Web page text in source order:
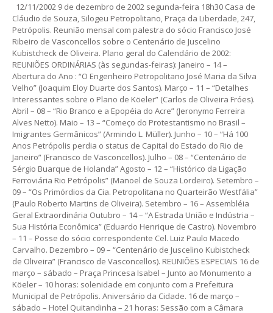
12/11/2002 9 de dezembro de 2002 segunda-feira 18h30 Casa de
Cláudio de Souza, Silogeu Petropolitano, Praça da Liberdade, 247,
Petrópolis. Reunião mensal com palestra do sócio Francisco José
Ribeiro de Vasconcellos sobre o Centenário de Juscelino
Kubistcheck de Oliveira. Plano geral do Calendário de 2002:
REUNIÕES ORDINÁRIAS (às segundas-feiras): Janeiro – 14 –
Abertura do Ano : “O Engenheiro Petropolitano José Maria da Silva
Velho” (Joaquim Eloy Duarte dos Santos). Março – 11 – “Detalhes
Interessantes sobre o Plano de Köeler” (Carlos de Oliveira Fróes).
Abril – 08 – “Rio Branco e a Epopéia do Acre” (Jeronymo Ferreira
Alves Netto). Maio – 13 – “Começo do Protestantismo no Brasil –
Imigrantes Germânicos” (Armindo L. Müller). Junho – 10 – “Há 100
Anos Petrópolis perdia o status de Capital do Estado do Rio de
Janeiro” (Francisco de Vasconcellos). Julho – 08 – “Centenário de
Sérgio Buarque de Holanda” Agosto – 12 – “Histórico da Ligação
Ferroviária Rio Petrópolis” (Manoel de Souza Lordeiro). Setembro –
09 – “Os Primórdios da Cia. Petropolitana no Quarteirão Westfália”
(Paulo Roberto Martins de Oliveira). Setembro – 16 – Assembléia
Geral Extraordinária Outubro – 14 – “A Estrada União e Indústria –
Sua História Econômica” (Eduardo Henrique de Castro). Novembro
– 11 – Posse do sócio correspondente Cel. Luiz Paulo Macedo
Carvalho. Dezembro – 09 – “Centenário de Juscelino Kubistcheck
de Oliveira” (Francisco de Vasconcellos). REUNIÕES ESPECIAIS 16 de
março – sábado – Praça Princesa Isabel – Junto ao Monumento a
Köeler – 10 horas: solenidade em conjunto com a Prefeitura
Municipal de Petrópolis. Aniversário da Cidade. 16 de março –
sábado – Hotel Quitandinha – 21 horas: Sessão com a Câmara